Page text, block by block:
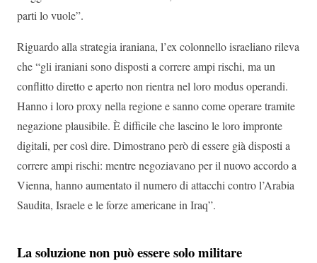
parti lo vuole”.
Riguardo alla strategia iraniana, l’ex colonnello israeliano rileva
che “gli iraniani sono disposti a correre ampi rischi, ma un
conflitto diretto e aperto non rientra nel loro modus operandi.
Hanno i loro proxy nella regione e sanno come operare tramite
negazione plausibile. È difficile che lascino le loro impronte
digitali, per così dire. Dimostrano però di essere già disposti a
correre ampi rischi: mentre negoziavano per il nuovo accordo a
Vienna, hanno aumentato il numero di attacchi contro l’Arabia
Saudita, Israele e le forze americane in Iraq”.
La soluzione non può essere solo militare